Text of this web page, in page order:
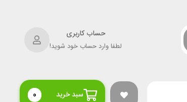
حساب کاربری
لطفا وارد حساب خود شوید!
سبد خرید 0